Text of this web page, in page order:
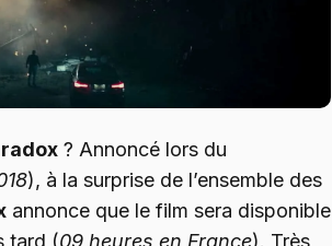
? Annoncé lors du
), à la surprise de l’ensemble des
annonce que le film sera disponible
tard (09 heures en France). Très